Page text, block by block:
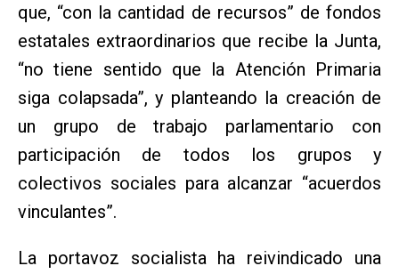
que, “con la cantidad de recursos” de fondos
estatales extraordinarios que recibe la Junta,
“no tiene sentido que la Atención Primaria
siga colapsada”, y planteando la creación de
un grupo de trabajo parlamentario con
participación de todos los grupos y
colectivos sociales para alcanzar “acuerdos
vinculantes”.
La portavoz socialista ha reivindicado una